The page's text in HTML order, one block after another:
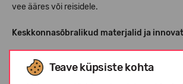
Teave küpsiste kohta
vee ääres või reisidele.
Keskkonnasõbralikud materjalid ja
NATIVE
on valmistatud taaskasutatud toorainest,